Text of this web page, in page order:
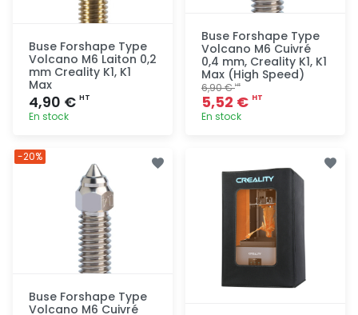
Buse Forshape Type
Volcano M6 Laiton 0,2
mm Creality K1, K1
Max
4,90 € HT
En stock
rapide
Buse Forshape Type
Volcano M6 Cuivré
0,4 mm, Creality K1, K1
Max (High Speed)
6,90 €HT
5,52 € HT
En stock
rapide
Buse Forshape Type
Volcano M6 Cuivré
-20%